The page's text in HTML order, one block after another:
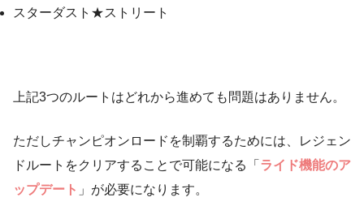
スターダスト★ストリート
上記3つのルートはどれから進めても問題はありません。
ただしチャンピオンロードを制覇するためには、レジェン
ドルートをクリアすることで可能になる「 ライド機能のア
ップデート 」が必要になります。